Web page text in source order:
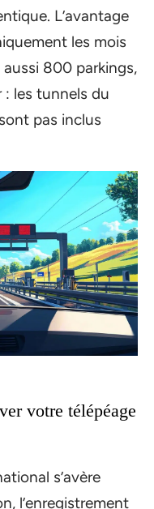
L’avantage
les mois
aussi 800 parkings,
les tunnels du
pas inclus
votre télépéage
s’avère
l’enregistrement